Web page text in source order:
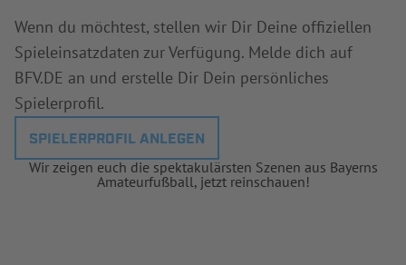
Wenn du möchtest, stellen wir Dir Deine offiziellen
Spieleinsatzdaten zur Verfügung. Melde dich auf
BFV.DE an und erstelle Dir Dein persönliches
Spielerprofil.
SPIELERPROFIL ANLEGEN
Wir zeigen euch die spektakulärsten Szenen aus Bayerns
Amateurfußball, jetzt reinschauen!